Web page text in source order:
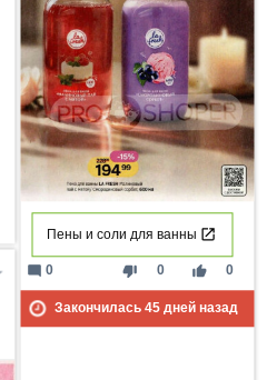
Пены и соли для ванны
thumb_down 0 thumb_up 0
mode_comment 0
Закончилась 45дней назад